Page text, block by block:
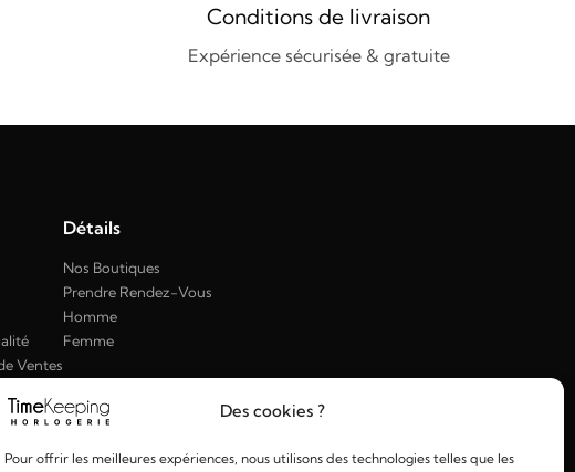
Des cookies ?
Pour offrir les meilleures expériences, nous utilisons des technologies telles que les
Conditions de livraison
Expérience sécurisée & gratuite
Ventes
Détails
Nos Boutiques
Prendre Rendez-Vous
Homme
Femme